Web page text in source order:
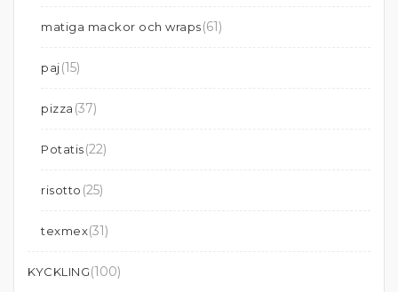
matiga mackor och wraps(61)
paj(15)
pizza (37)
Potatis(22)
risotto (25)
texmex(31)
KYCKLING(100)